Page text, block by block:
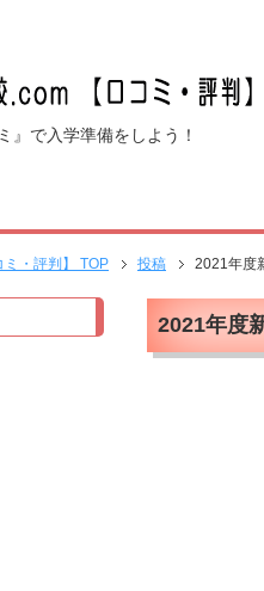
』で入学準備をしよう！
・評判】 TOP 投稿 2021年度
2021年度